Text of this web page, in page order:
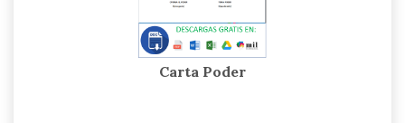
Carta Poder